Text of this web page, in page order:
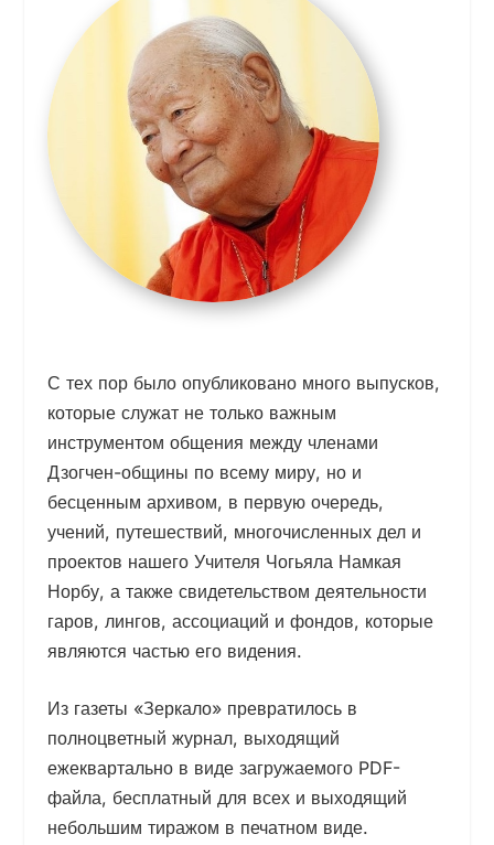
С тех пор было опубликовано много выпусков,
которые служат не только важным
инструментом общения между членами
Дзогчен-общины по всему миру, но и
бесценным архивом, в первую очередь,
учений, путешествий, многочисленных дел и
проектов нашего Учителя Чогьяла Намкая
Норбу, а также свидетельством деятельности
гаров, лингов, ассоциаций и фондов, которые
являются частью его видения.
Из газеты «Зеркало» превратилось в
полноцветный журнал, выходящий
ежеквартально в виде загружаемого PDF-
файла, бесплатный для всех и выходящий
небольшим тиражом в печатном виде.